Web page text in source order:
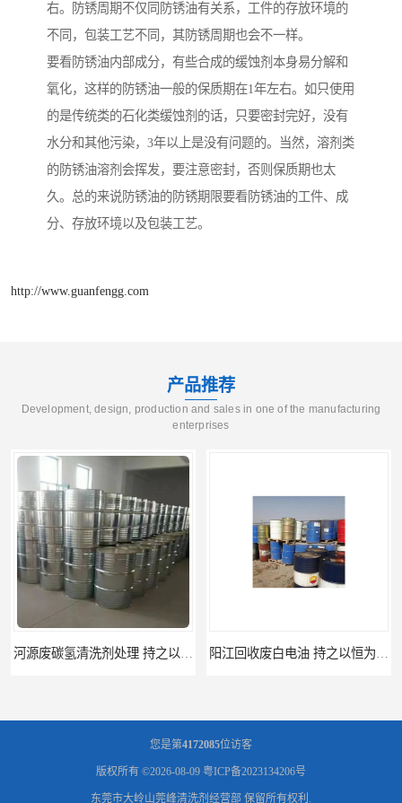
右。防锈周期不仅同防锈油有关系，工件的存放环境的
不同，包装工艺不同，其防锈周期也会不一样。
要看防锈油内部成分，有些合成的缓蚀剂本身易分解和
氧化，这样的防锈油一般的保质期在1年左右。如只使用
的是传统类的石化类缓蚀剂的话，只要密封完好，没有
水分和其他污染，3年以上是没有问题的。当然，溶剂类
的防锈油溶剂会挥发，要注意密封，否则保质期也太
久。总的来说防锈油的防锈期限要看防锈油的工件、成
分、存放环境以及包装工艺。
http://www.guanfengg.com
产品推荐
Development, design, production and sales in one of the manufacturing
enterprises
您是第4172085位访客
版权所有 ©2026-08-09 粤ICP备2023134206号
东莞市大岭山莞峰清洗剂经营部 保留所有权利.